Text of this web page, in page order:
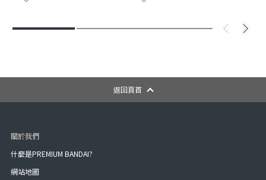
返回頁首
關於我們
什麼是PREMIUM BANDAI?
網站地圖